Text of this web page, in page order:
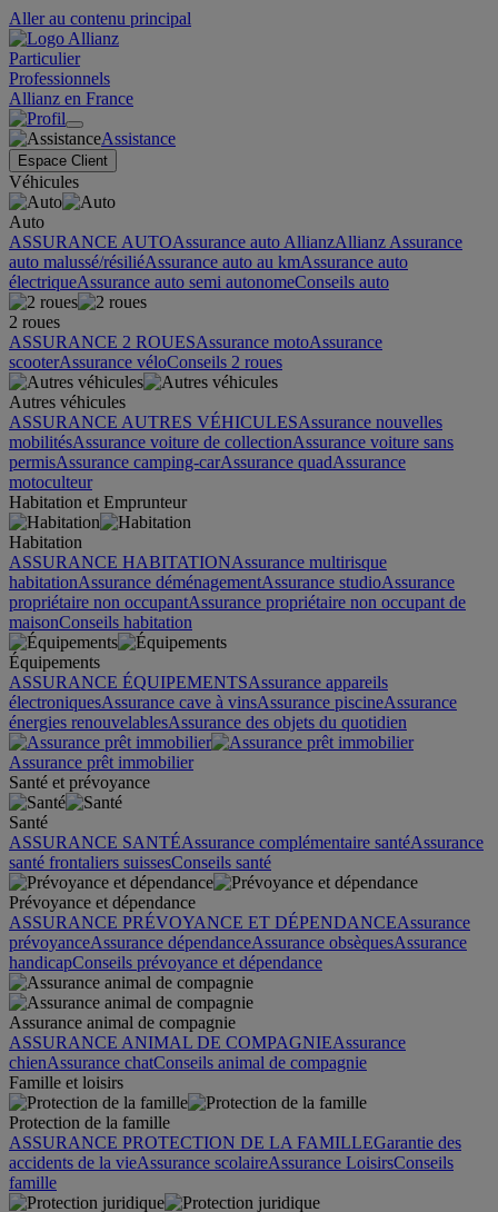
Aller au contenu principal
Particulier
Professionnels
Allianz en France
Assistance
Espace Client
Véhicules
Auto
ASSURANCE AUTOAssurance auto AllianzAllianz Assurance
auto malussé/résiliéAssurance auto au kmAssurance auto
électriqueAssurance auto semi autonomeConseils auto
2 roues
ASSURANCE 2 ROUESAssurance motoAssurance
scooterAssurance véloConseils 2 roues
Autres véhicules
ASSURANCE AUTRES VÉHICULESAssurance nouvelles
mobilitésAssurance voiture de collectionAssurance voiture sans
permisAssurance camping-carAssurance quadAssurance
motoculteur
Habitation et Emprunteur
Habitation
ASSURANCE HABITATIONAssurance multirisque
habitationAssurance déménagementAssurance studioAssurance
propriétaire non occupantAssurance propriétaire non occupant de
maisonConseils habitation
Équipements
ASSURANCE ÉQUIPEMENTSAssurance appareils
électroniquesAssurance cave à vinsAssurance piscineAssurance
énergies renouvelablesAssurance des objets du quotidien
Assurance prêt immobilier
Santé et prévoyance
Santé
ASSURANCE SANTÉAssurance complémentaire santéAssurance
santé frontaliers suissesConseils santé
Prévoyance et dépendance
ASSURANCE PRÉVOYANCE ET DÉPENDANCEAssurance
prévoyanceAssurance dépendanceAssurance obsèquesAssurance
handicapConseils prévoyance et dépendance
Assurance animal de compagnie
ASSURANCE ANIMAL DE COMPAGNIEAssurance
chienAssurance chatConseils animal de compagnie
Famille et loisirs
Protection de la famille
ASSURANCE PROTECTION DE LA FAMILLEGarantie des
accidents de la vieAssurance scolaireAssurance LoisirsConseils
famille